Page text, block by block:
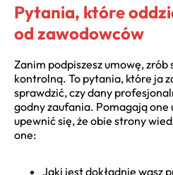
Pytania, które
od zawodowców
Zanim podpiszesz umowę, zrób
kontrolną. To pytania, które ja
sprawdzić, czy dany
godny zaufania. Pomagają one
upewnić się, że obie strony
one:
Jaki jest dokładnie wasz